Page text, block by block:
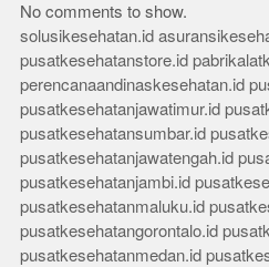
No comments to show.
solusikesehatan.id
pusatkesehatanstore.id
perencanaandinaskesehatan.id
pusatkesehatanjawatimur.id
pusatkesehatansumbar.id
pusatkesehatanjawatengah.id
pusatkesehatanjambi.id
pusatkesehatanmaluku.id
pusatkesehatangorontalo.id
pusatkesehatanmedan.id